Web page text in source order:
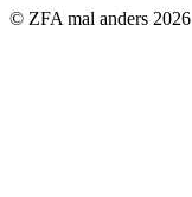
© ZFA mal anders 2026